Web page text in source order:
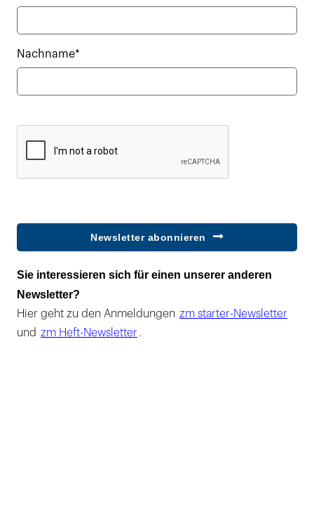
Nachname*
Newsletter abonnieren
Sie interessieren sich für einen unserer anderen
Newsletter?
Hier geht zu den Anmeldungen zm starter-Newsletter
und zm Heft-Newsletter .